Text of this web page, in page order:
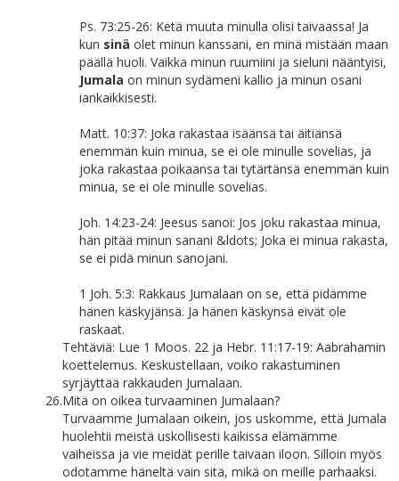
Ps. 73:25-26: Ketä muuta minulla olisi taivaassa! Ja
kun sinä olet minun kanssani, en minä mistään maan
päällä huoli. Vaikka minun ruumiini ja sieluni nääntyisi,
Jumala on minun sydämeni kallio ja minun osani
iankaikkisesti.
Matt. 10:37: Joka rakastaa isäänsä tai äitiänsä
enemmän kuin minua, se ei ole minulle sovelias, ja
joka rakastaa poikaansa tai tytärtänsä enemmän kuin
minua, se ei ole minulle sovelias.
Joh. 14:23-24: Jeesus sanoi: Jos joku rakastaa minua,
hän pitää minun sanani &ldots; Joka ei minua rakasta,
se ei pidä minun sanojani.
1 Joh. 5:3: Rakkaus Jumalaan on se, että pidämme
hänen käskyjänsä. Ja hänen käskynsä eivät ole
raskaat.
Tehtäviä: Lue 1 Moos. 22 ja Hebr. 11:17-19: Aabrahamin
koettelemus. Keskustellaan, voiko rakastuminen
syrjäyttää rakkauden Jumalaan.
26.Mitä on oikea turvaaminen Jumalaan?
Turvaamme Jumalaan oikein, jos uskomme, että Jumala
huolehtii meistä uskollisesti kaikissa elämämme
vaiheissa ja vie meidät perille taivaan iloon. Silloin myös
odotamme häneltä vain sitä, mikä on meille parhaaksi.